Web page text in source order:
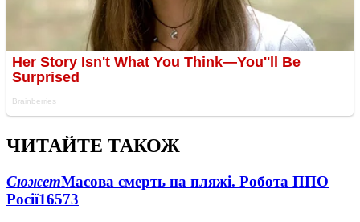
ЧИТАЙТЕ ТАКОЖ
СюжетМасова смерть на пляжі. Робота ППО
Росії16573